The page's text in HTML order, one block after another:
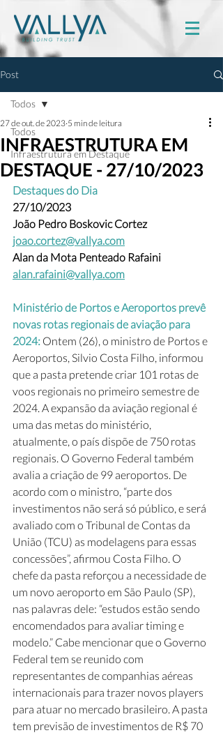
Post
Todos
Infraestrutura em Destaque
Todos
INFRAESTRUTURA EM
DESTAQUE - 27/10/2023
27 de out. de 2023 5 min de leitura
Destaques do Dia
27/10/2023
João Pedro Boskovic Cortez
joao.cortez@vallya.com
Alan da Mota Penteado Rafaini
alan.rafaini@vallya.com
Ministério de Portos e Aeroportos prevê
novas rotas regionais de aviação para
2024: Ontem (26), o ministro de Portos e
Aeroportos, Silvio Costa Filho, informou
que a pasta pretende criar 101 rotas de
voos regionais no primeiro semestre de
2024. A expansão da aviação regional é
uma das metas do ministério,
atualmente, o país dispõe de 750 rotas
regionais. O Governo Federal também
avalia a criação de 99 aeroportos. De
acordo com o ministro, “parte dos
investimentos não será só público, e será
avaliado com o Tribunal de Contas da
União (TCU) as modelagens para essas
concessões”, afirmou Costa Filho. O
chefe da pasta reforçou a necessidade de
um novo aeroporto em São Paulo (SP),
nas palavras dele: “estudos estão sendo
encomendados para avaliar timing e
modelo.” Cabe mencionar que o Governo
Federal tem se reunido com
representantes de companhias aéreas
internacionais para trazer novos players
para atuar no mercado brasileiro. A pasta
tem previsão de investimentos de R$ 70